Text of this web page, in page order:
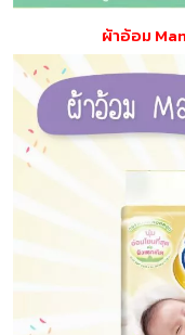
ผ้าอ้อม